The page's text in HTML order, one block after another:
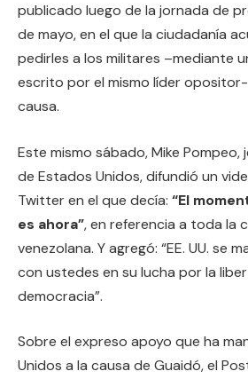
publicado luego de la jornada de
de mayo, en el que la ciudadanía
pedirles a los militares –mediante
escrito por el mismo líder
causa.
Este mismo sábado, Mike Pompeo,
de Estados Unidos, difundió un
Twitter en el que decía: “El
es ahora”, en referencia a toda la
venezolana. Y agregó: “EE. UU. se
con ustedes en su lucha por la
democracia”.
Sobre el expreso apoyo que ha
Unidos a la causa de Guaidó, el